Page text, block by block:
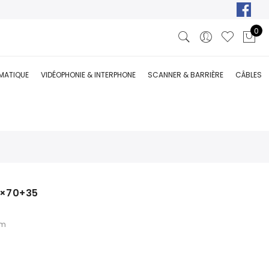
0
VIDÉOPHONIE & INTERPHONE SCANNER & BARRIÈRE CÂBLES